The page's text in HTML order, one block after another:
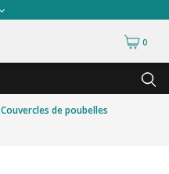
0
Couvercles de poubelles